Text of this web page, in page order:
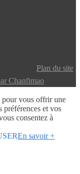
Plan du site
Chanfimao
pour vous offrir une
préférences et vos
consentez à
En savoir +